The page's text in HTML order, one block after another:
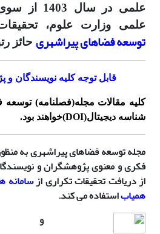
علمی در
علمی وزارت علوم،
توسعه فضاهای پیراشهری حائز
قابل توجه کلیه نویسندگان
کلیه مقالات مجله(فصلنامه) توسعه
شناسه دیجیتال(DOI)خواهند بود.
مجله توسعه فضاهای پیراشهری به
فکری و معنوی پژوهشگران و
از دریافت تحقیقات تکراری ازسامانه
همیاباستفاده می کند.
و